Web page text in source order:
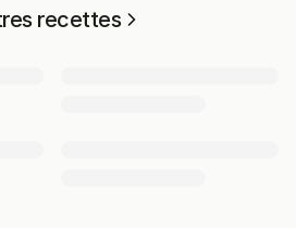
recettes